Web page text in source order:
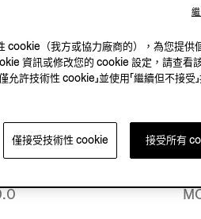
羊毛、桑蚕丝及亚麻
（我方或協力廠商的），為您提供
資訊或修改您的 cookie 設定，請查看
許技術性 cookie」並使用「繼續但不接受
僅接受技術性 cookie 接受所有